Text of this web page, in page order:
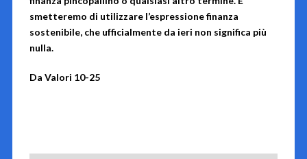
smetteremo di utilizzare l’espressione finanza
sostenibile, che ufficialmente da ieri non significa più
nulla.
Da Valori 10-25